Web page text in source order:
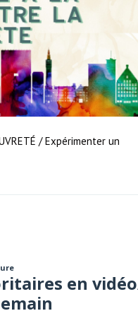
/ Expérimenter un
en